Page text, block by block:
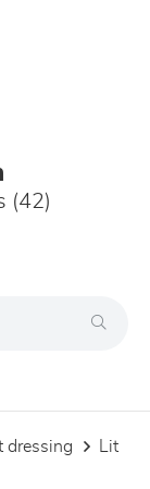
(42)
dressing
lit